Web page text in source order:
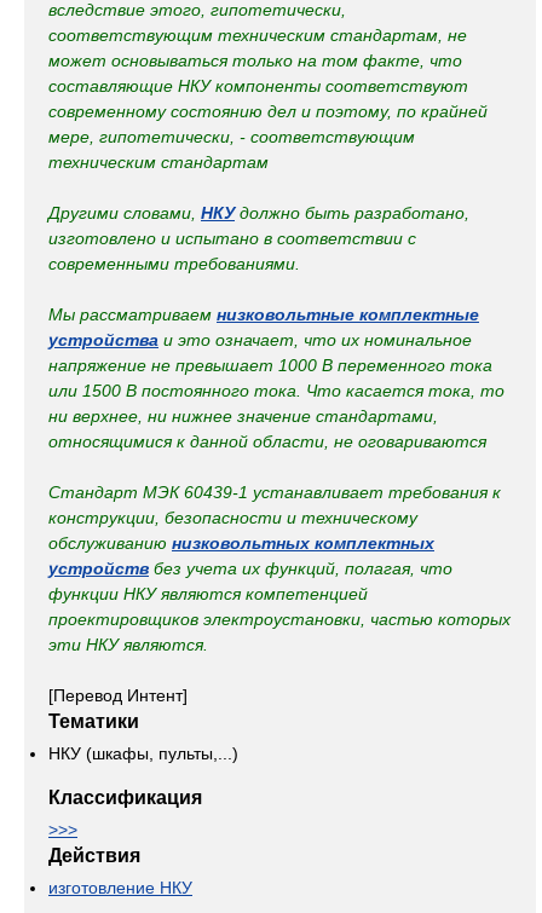
вследствие этого, гипотетически,
соответствующим техническим стандартам, не
может основываться только на том факте, что
составляющие НКУ компоненты соответствуют
современному состоянию дел и поэтому, по крайней
мере, гипотетически, - соответствующим
техническим стандартам
Другими словами, НКУдолжно быть разработано,
изготовлено и испытано в соответствии с
современными требованиями.
Мы рассматриваем низковольтные комплектные
устройства и это означает, что их номинальное
напряжение не превышает 1000 В переменного тока
или 1500 В постоянного тока. Что касается тока, то
ни верхнее, ни нижнее значение стандартами,
относящимися к данной области, не оговариваются
Стандарт МЭК 60439-1 устанавливает требования к
конструкции, безопасности и техническому
обслуживанию низковольтных комплектных
устройств без учета их функций, полагая, что
функции НКУ являются компетенцией
проектировщиков электроустановки, частью которых
эти НКУ являются.
[Перевод Интент]
Тематики
НКУ (шкафы, пульты,...)
Классификация
>>>
Действия
изготовление НКУ